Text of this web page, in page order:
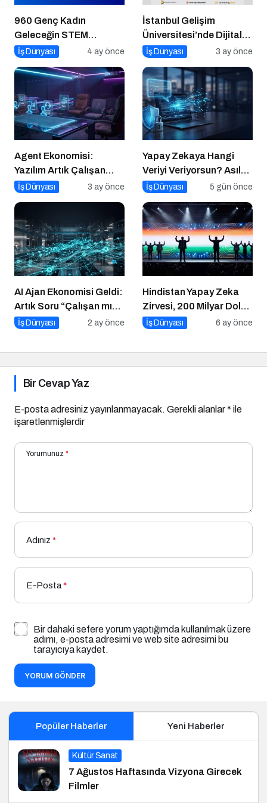
960 Genç Kadın
Geleceğin STEM
Dünyasına Hazırlanıyor
İş Dünyası 4 ay önce
İstanbul Gelişim
Üniversitesi’nde Dijital
Markalaşma 1.0 Etkinliği
İş Dünyası 3 ay önce
Agent Ekonomisi:
Yazılım Artık Çalışan
Gibi ‘Görev’ Alıyor
İş Dünyası 3 ay önce
Yapay Zekaya Hangi
Veriyi Veriyorsun? Asıl
Risk Ürettiğin Değil,
İş Dünyası 5 gün önce
AI Ajan Ekonomisi Geldi:
Artık Soru “Çalışan mı
Olacaksın, Çalıştıran
İş Dünyası 2 ay önce
Hindistan Yapay Zeka
Zirvesi, 200 Milyar Dolar
ve El Tutuşmayan İki
İş Dünyası 6 ay önce
Bir Cevap Yaz
E-posta adresiniz yayınlanmayacak. Gerekli alanlar* ile
işaretlenmişlerdir
Yorumunuz *
Adınız *
E-Posta*
Bir dahaki sefere yorum yaptığımda kullanılmak üzere
adımı, e-posta adresimi ve web site adresimi bu
tarayıcıya kaydet.
YORUM GÖNDER
Popüler Haberler Yeni Haberler
Kültür Sanat
7 Ağustos Haftasında Vizyona Girecek
Filmler